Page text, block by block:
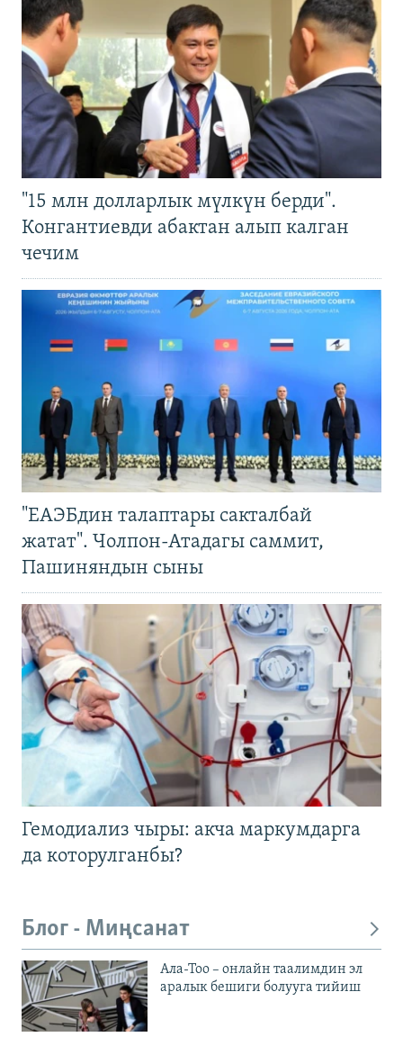
"15 млн долларлык мүлкүн берди".
Конгантиевди абактан алып калган
чечим
"ЕАЭБдин талаптары сакталбай
жатат". Чолпон-Атадагы саммит,
Пашиняндын сыны
Гемодиализ чыры: акча маркумдарга
да которулганбы?
Блог - Миңсанат
Ала-Тоо – онлайн таалимдин эл
аралык бешиги болууга тийиш